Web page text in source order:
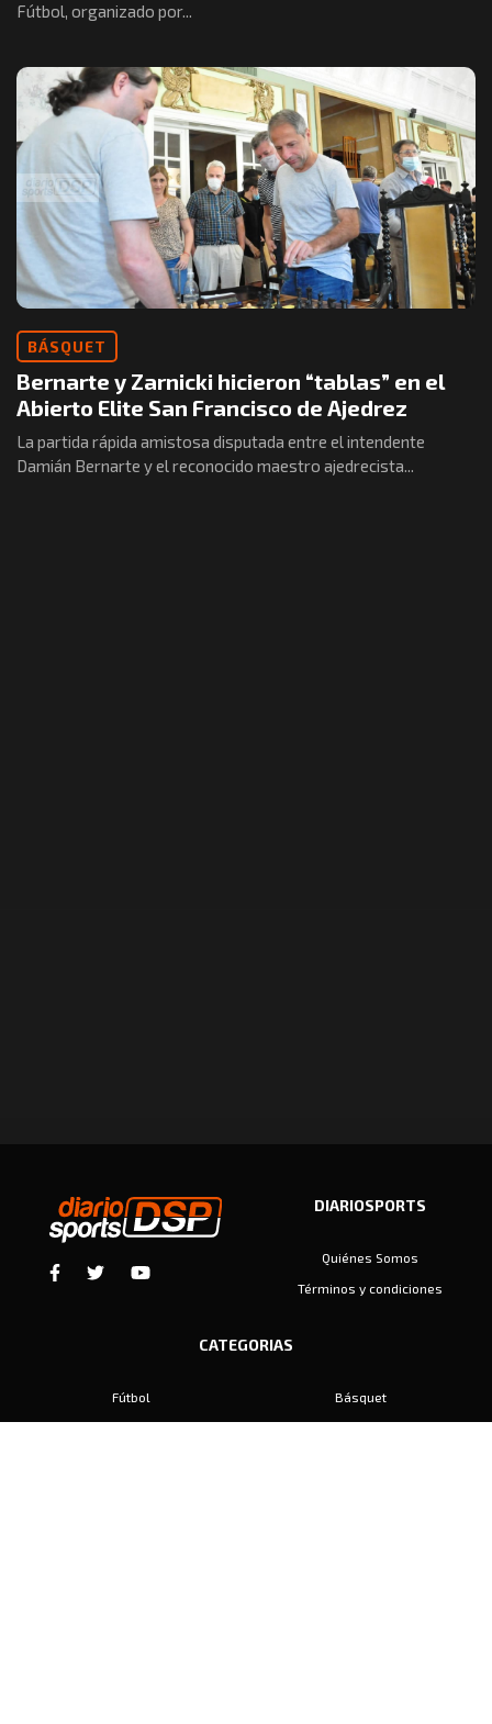
Fútbol, organizado por...
BÁSQUET
Bernarte y Zarnicki hicieron “tablas” en el
Abierto Elite San Francisco de Ajedrez
La partida rápida amistosa disputada entre el intendente
Damián Bernarte y el reconocido maestro ajedrecista...
DIARIOSPORTS
Quiénes Somos
Términos y condiciones
CATEGORIAS
Fútbol
Básquet